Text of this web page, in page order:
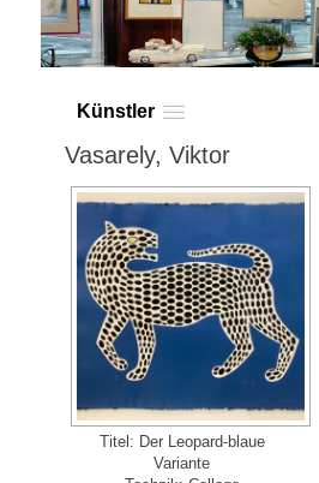
Künstler
Vasarely, Viktor
Titel: Der Leopard-blaue
Variante